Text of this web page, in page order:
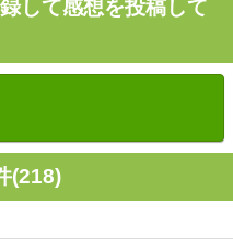
して感想を投稿して
(218)